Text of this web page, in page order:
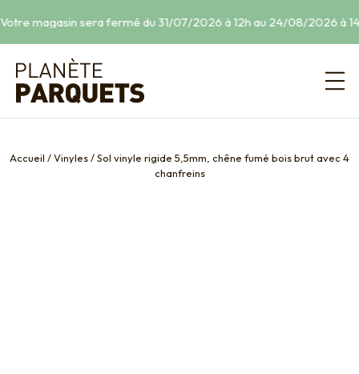
magasin sera fermé du 31/07/2026 à 12h au 24/08/2026 à
Accueil /Vinyles/Sol vinyle rigide 5,5mm, chêne fumé bois brut avec 4
chanfreins